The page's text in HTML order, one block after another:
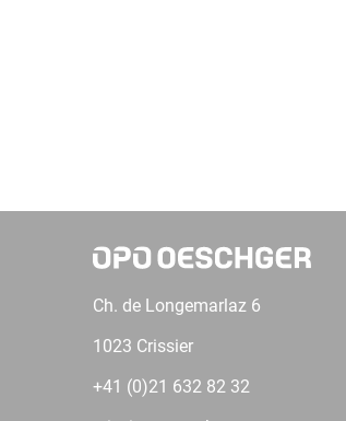
Ch. de Longemarlaz 6
1023 Crissier
+41 (0)21 632 82 32